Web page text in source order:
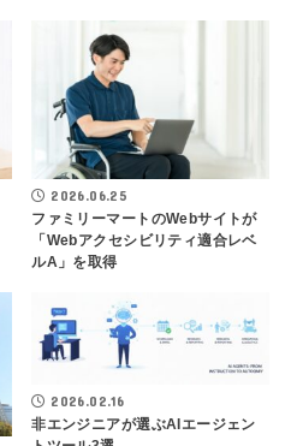
2026.06.25
ファミリーマートのWebサイトが
「Webアクセシビリティ適合レベ
ルA」を取得
2026.02.16
非エンジニアが選ぶAIエージェン